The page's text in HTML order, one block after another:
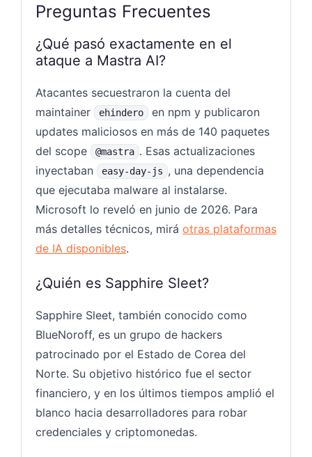
Preguntas Frecuentes
¿Qué pasó exactamente en el
ataque a Mastra AI?
Atacantes secuestraron la cuenta del
maintainer
ehindero
en npm y publicaron
updates maliciosos en más de 140 paquetes
del scope
@mastra . Esas actualizaciones
inyectaban
easy-day-js , una dependencia
que ejecutaba malware al instalarse.
Microsoft lo reveló en junio de 2026. Para
más detalles técnicos, mirá otras plataformas
de IA disponibles.
¿Quién es Sapphire Sleet?
Sapphire Sleet, también conocido como
BlueNoroff, es un grupo de hackers
patrocinado por el Estado de Corea del
Norte. Su objetivo histórico fue el sector
financiero, y en los últimos tiempos amplió el
blanco hacia desarrolladores para robar
credenciales y criptomonedas.